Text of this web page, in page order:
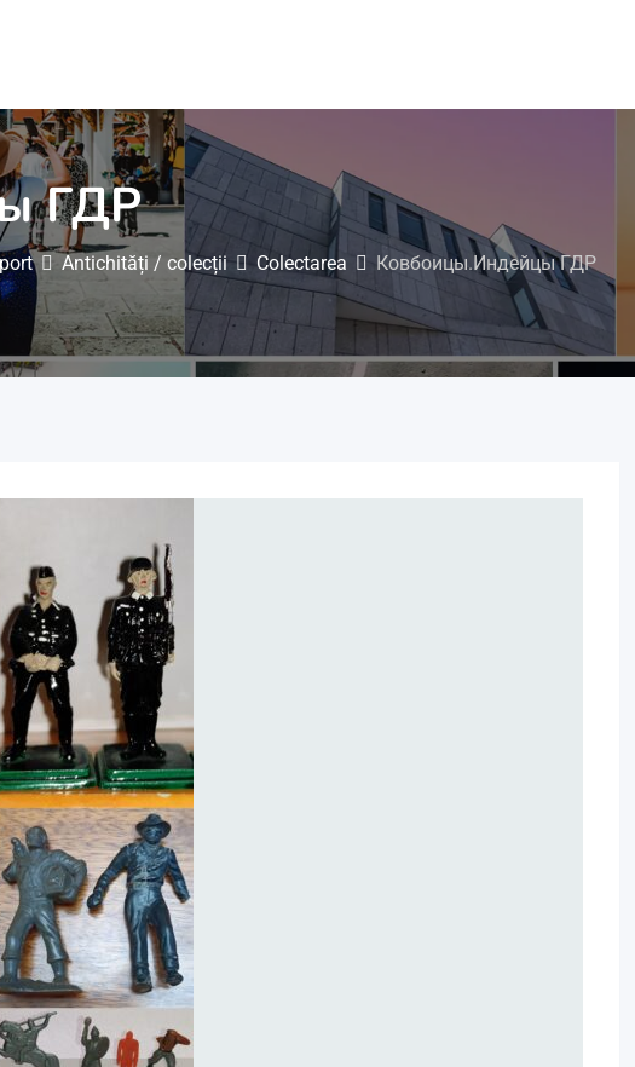
ГДР
Antichități / colecții Colectarea Ковбоицы.Индейцы ГДР